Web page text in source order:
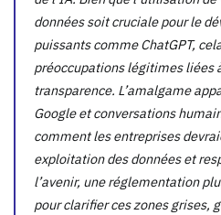
données soit cruciale pour le
puissants comme ChatGPT,
préoccupations légitimes liées
transparence. L’amalgame
Google et conversations
comment les entreprises
exploitation des données et
l’avenir, une réglementation
pour clarifier ces zones grises,